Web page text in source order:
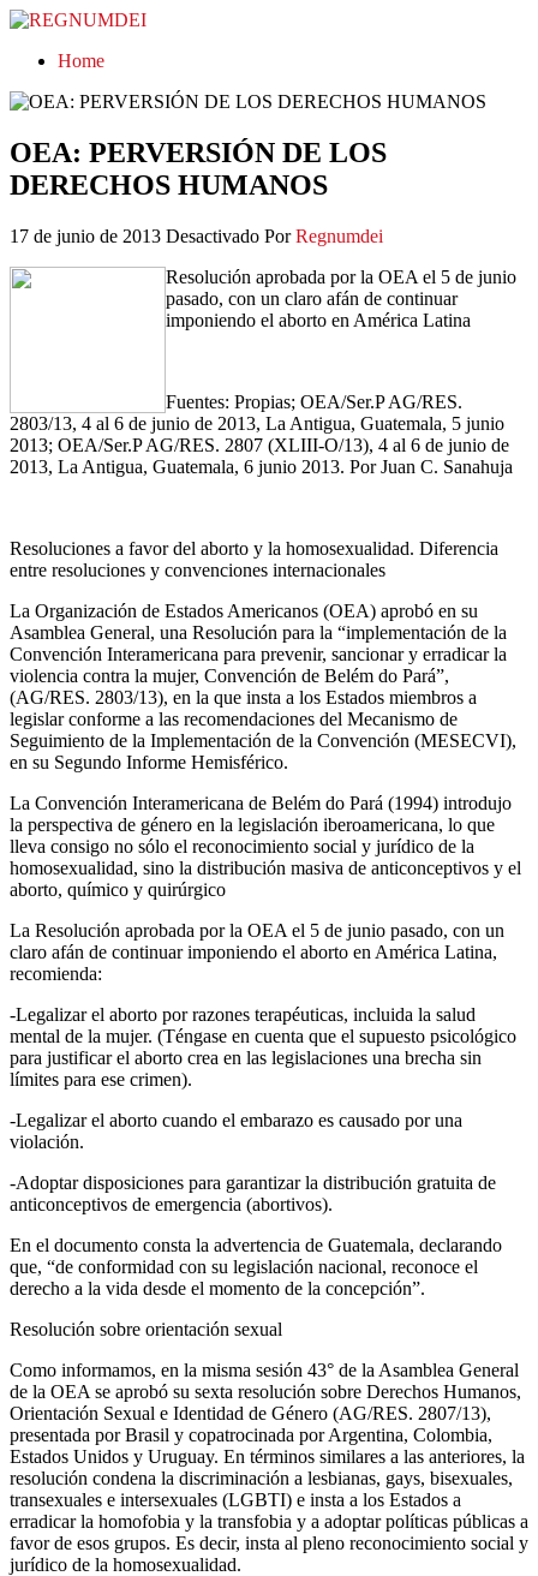
REGNUMDEI
Home
OEA: PERVERSIÓN DE LOS
DERECHOS HUMANOS
17 de junio de 2013 Desactivado Por Regnumdei
Resolución aprobada por la OEA el 5 de junio
pasado, con un claro afán de continuar
imponiendo el aborto en América Latina
Fuentes: Propias; OEA/Ser.P AG/RES.
2803/13, 4 al 6 de junio de 2013, La Antigua, Guatemala, 5 junio
2013; OEA/Ser.P AG/RES. 2807 (XLIII-O/13), 4 al 6 de junio de
2013, La Antigua, Guatemala, 6 junio 2013. Por Juan C. Sanahuja
Resoluciones a favor del aborto y la homosexualidad. Diferencia
entre resoluciones y convenciones internacionales
La Organización de Estados Americanos (OEA) aprobó en su
Asamblea General, una Resolución para la “implementación de la
Convención Interamericana para prevenir, sancionar y erradicar la
violencia contra la mujer, Convención de Belém do Pará”,
(AG/RES. 2803/13), en la que insta a los Estados miembros a
legislar conforme a las recomendaciones del Mecanismo de
Seguimiento de la Implementación de la Convención (MESECVI),
en su Segundo Informe Hemisférico.
La Convención Interamericana de Belém do Pará (1994) introdujo
la perspectiva de género en la legislación iberoamericana, lo que
lleva consigo no sólo el reconocimiento social y jurídico de la
homosexualidad, sino la distribución masiva de anticonceptivos y el
aborto, químico y quirúrgico
La Resolución aprobada por la OEA el 5 de junio pasado, con un
claro afán de continuar imponiendo el aborto en América Latina,
recomienda:
-Legalizar el aborto por razones terapéuticas, incluida la salud
mental de la mujer. (Téngase en cuenta que el supuesto psicológico
para justificar el aborto crea en las legislaciones una brecha sin
límites para ese crimen).
-Legalizar el aborto cuando el embarazo es causado por una
violación.
-Adoptar disposiciones para garantizar la distribución gratuita de
anticonceptivos de emergencia (abortivos).
En el documento consta la advertencia de Guatemala, declarando
que, “de conformidad con su legislación nacional, reconoce el
derecho a la vida desde el momento de la concepción”.
Resolución sobre orientación sexual
Como informamos, en la misma sesión 43° de la Asamblea General
de la OEA se aprobó su sexta resolución sobre Derechos Humanos,
Orientación Sexual e Identidad de Género (AG/RES. 2807/13),
presentada por Brasil y copatrocinada por Argentina, Colombia,
Estados Unidos y Uruguay. En términos similares a las anteriores, la
resolución condena la discriminación a lesbianas, gays, bisexuales,
transexuales e intersexuales (LGBTI) e insta a los Estados a
erradicar la homofobia y la transfobia y a adoptar políticas públicas a
favor de esos grupos. Es decir, insta al pleno reconocimiento social y
jurídico de la homosexualidad.